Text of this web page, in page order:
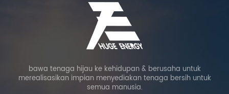
bawa tenaga hijau ke kehidupan & berusaha untuk
merealisasikan impian menyediakan tenaga bersih untuk
semua manusia.